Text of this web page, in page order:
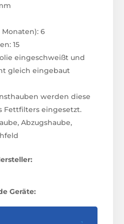
6
15
eingeschweißt und
gleich eingebaut
werden diese
Fettfilters eingesetzt.
Abzugshaube,
Geräte: